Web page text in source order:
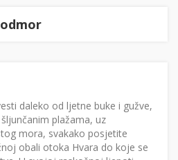
daleko od ljetne buke i gužve,
plažama, uz
mora, svakako posjetite
obali otoka Hvara do koje se